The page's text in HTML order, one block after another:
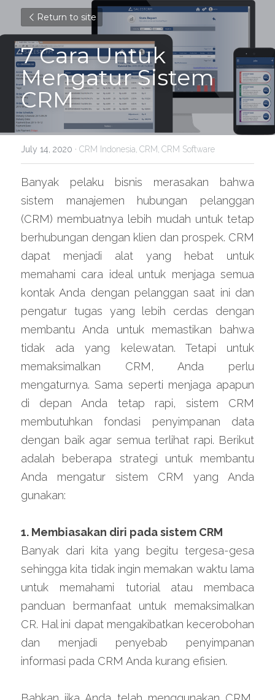
Return to site
7 Cara Untuk
Mengatur Sistem
CRM
July 14, 2020 · CRM Indonesia, CRM, CRM Software
Banyak pelaku bisnis merasakan bahwa
sistem manajemen hubungan pelanggan
(CRM) membuatnya lebih mudah untuk tetap
berhubungan dengan klien dan prospek. CRM
dapat menjadi alat yang hebat untuk
memahami cara ideal untuk menjaga semua
kontak Anda dengan pelanggan saat ini dan
pengatur tugas yang lebih cerdas dengan
membantu Anda untuk memastikan bahwa
tidak ada yang kelewatan. Tetapi untuk
memaksimalkan CRM, Anda perlu
mengaturnya. Sama seperti menjaga apapun
di depan Anda tetap rapi, sistem CRM
membutuhkan fondasi penyimpanan data
dengan baik agar semua terlihat rapi. Berikut
adalah beberapa strategi untuk membantu
Anda mengatur sistem CRM yang Anda
gunakan:
1. Membiasakan diri pada sistem CRM
Banyak dari kita yang begitu tergesa-gesa
sehingga kita tidak ingin memakan waktu lama
untuk memahami tutorial atau membaca
panduan bermanfaat untuk memaksimalkan
CR. Hal ini dapat mengakibatkan kecerobohan
dan menjadi penyebab penyimpanan
informasi pada CRM Anda kurang efisien.